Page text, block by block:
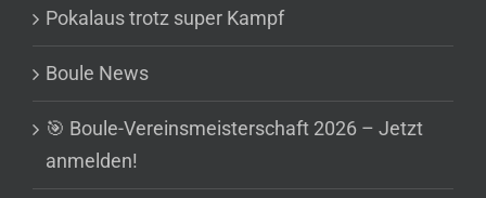
Pokalaus trotz super Kampf
Boule News
🎯 Boule-Vereinsmeisterschaft 2026 – Jetzt
anmelden!